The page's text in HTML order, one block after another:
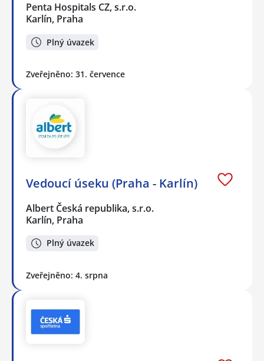
Penta Hospitals CZ, s.r.o.
Karlín, Praha
Plný úvazek
Zveřejněno: 31. července
Vedoucí úseku (Praha - Karlín)
Albert Česká republika, s.r.o.
Karlín, Praha
Plný úvazek
Zveřejněno: 4. srpna